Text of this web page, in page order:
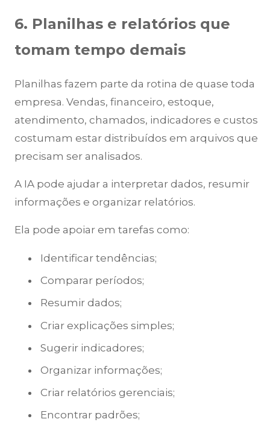
6. Planilhas e relatórios que
tomam tempo demais
Planilhas fazem parte da rotina de quase toda
empresa. Vendas, financeiro, estoque,
atendimento, chamados, indicadores e custos
costumam estar distribuídos em arquivos que
precisam ser analisados.
A IA pode ajudar a interpretar dados, resumir
informações e organizar relatórios.
Ela pode apoiar em tarefas como:
Identificar tendências;
Comparar períodos;
Resumir dados;
Criar explicações simples;
Sugerir indicadores;
Organizar informações;
Criar relatórios gerenciais;
Encontrar padrões;